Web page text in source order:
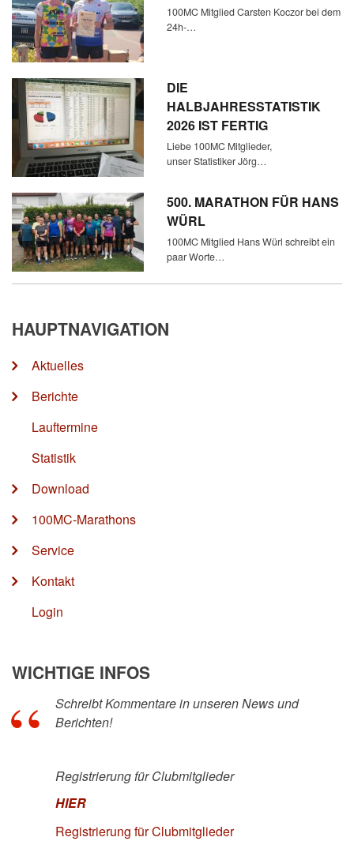
100MC Mitglied Carsten Koczor bei dem
24h-…
DIE
HALBJAHRESSTATISTIK
2026 IST FERTIG
Liebe 100MC Mitglieder,
unser Statistiker Jörg…
500. MARATHON FÜR HANS
WÜRL
100MC Mitglied Hans Würl schreibt ein
paar Worte…
HAUPTNAVIGATION
Aktuelles
Berichte
Lauftermine
Statistik
Download
100MC-Marathons
Service
Kontakt
Login
WICHTIGE INFOS
Schreibt Kommentare in unseren News und
Berichten!
Registrierung für Clubmitglieder
HIER
Registrierung für Clubmitglieder